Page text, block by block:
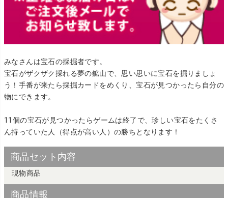
みなさんは宝石の採掘者です。
宝石がザクザク採れる夢の鉱山で、思い思いに宝石を掘りましょ
う！手番が来たら採掘カードをめくり、宝石が見つかったら自分の
物にできます。
11個の宝石が見つかったらゲームは終了で、珍しい宝石をたくさ
ん持っていた人（得点が高い人）の勝ちとなります！
商品セット内容
現物商品
商品情報